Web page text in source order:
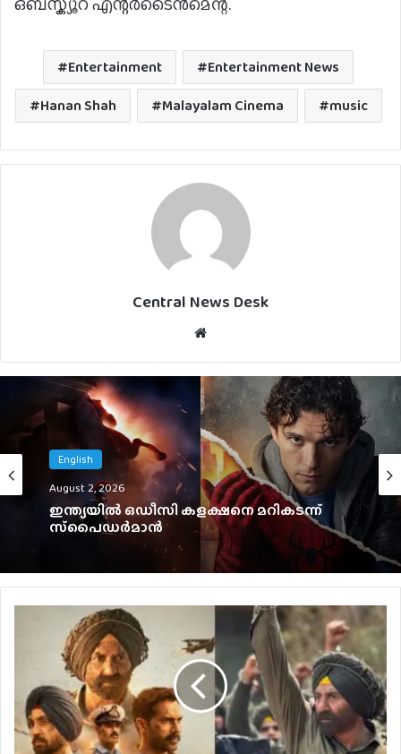
Entertainment
Entertainment News
Hanan Shah
Malayalam Cinema music
Central News Desk
English
August 2, 2026
ഇന്ത്യയിൽ ഒഡീസി കളക്ഷനെ മറികടന്ന്
സ്‌പൈഡർമാൻ
Malayalam
August 1, 2026
ഇൻഡസ്ട്രി ഹിറ്റ് ചിത്രത്തിന് ശേഷം പുതിയ
ചിത്രം പ്രഖ്യാപിച്ച് ഹാഷിർ, ടൈറ്റിൽ പുറത്ത്